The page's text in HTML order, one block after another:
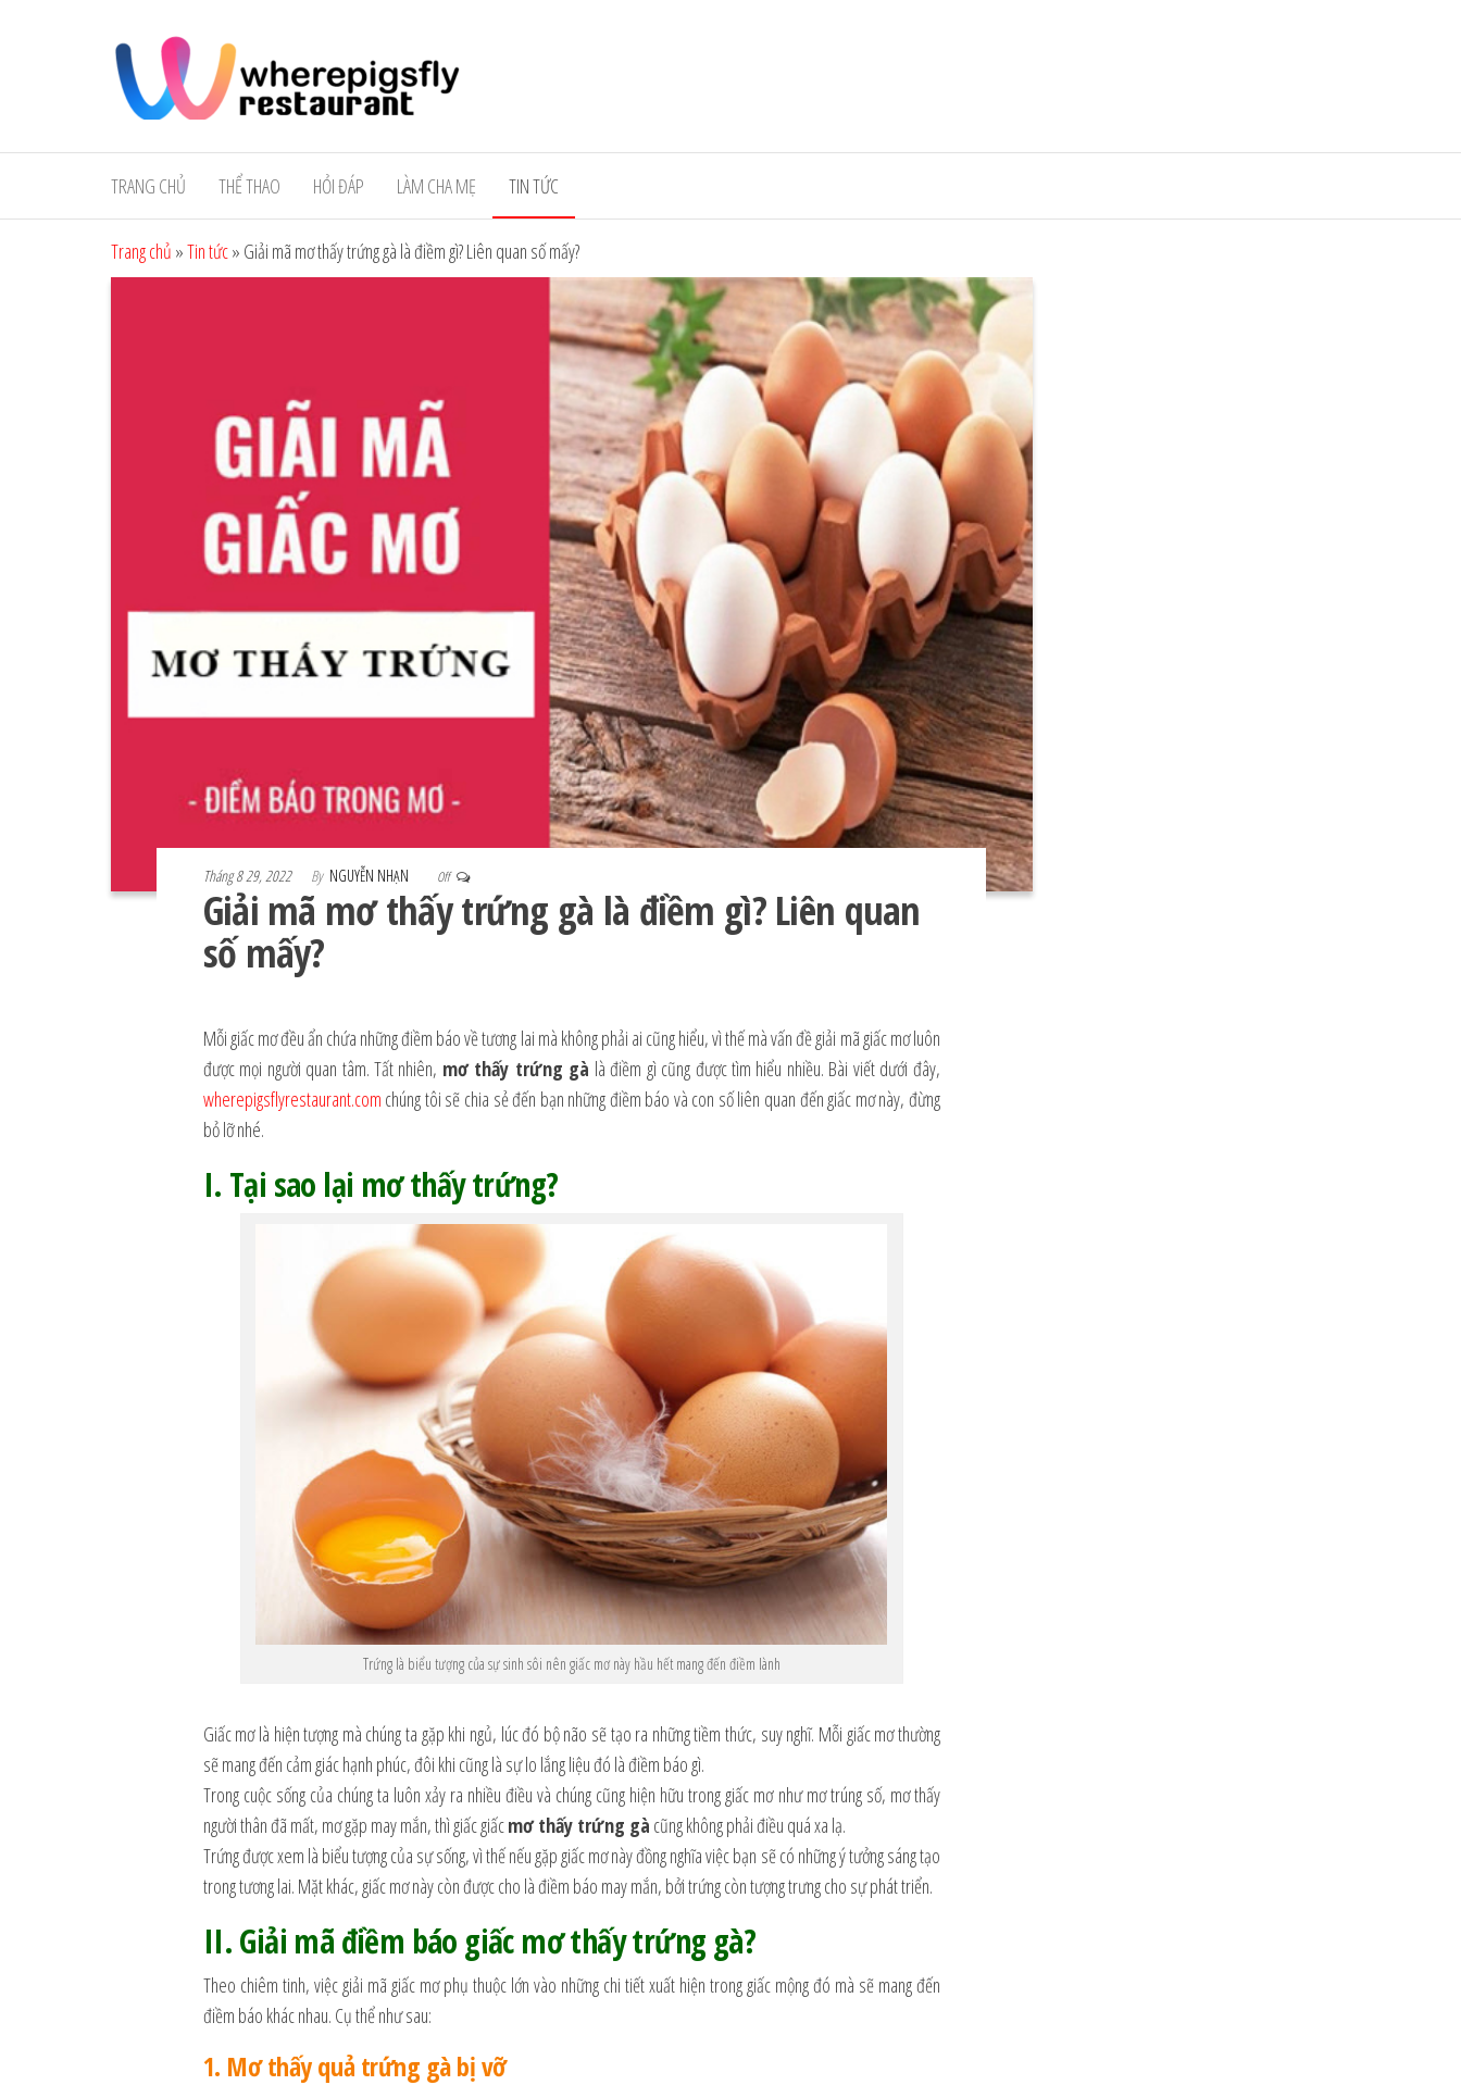
TRANG CHỦ THỂ THAO HỎI ĐÁP LÀM CHA MẸ TIN TỨC
Trang chủ »Tin tức» Giải mã mơ thấy trứng gà là điềm gì? Liên quan số mấy?
Tháng 8 29, 2022 By NGUYỄN NHẠN Off
Giải mã mơ thấy trứng gà là điềm gì? Liên quan
số mấy?
Mỗi giấc mơ đều ẩn chứa những điềm báo về tương lai mà không phải ai cũng hiểu, vì thế mà vấn đề giải mã giấc mơ luôn
được mọi người quan tâm. Tất nhiên, mơ thấy trứng gà là điềm gì cũng được tìm hiểu nhiều. Bài viết dưới đây,
wherepigsflyrestaurant.com chúng tôi sẽ chia sẻ đến bạn những điềm báo và con số liên quan đến giấc mơ này, đừng
bỏ lỡ nhé.
I. Tại sao lại mơ thấy trứng?
Trứng là biểu tượng của sự sinh sôi nên giấc mơ này hầu hết mang đến điềm lành
Giấc mơ là hiện tượng mà chúng ta gặp khi ngủ, lúc đó bộ não sẽ tạo ra những tiềm thức, suy nghĩ. Mỗi giấc mơ thường
sẽ mang đến cảm giác hạnh phúc, đôi khi cũng là sự lo lắng liệu đó là điềm báo gì.
Trong cuộc sống của chúng ta luôn xảy ra nhiều điều và chúng cũng hiện hữu trong giấc mơ như mơ trúng số, mơ thấy
người thân đã mất, mơ gặp may mắn, thì giấc giấcmơ thấy trứng gà cũng không phải điều quá xa lạ.
Trứng được xem là biểu tượng của sự sống, vì thế nếu gặp giấc mơ này đồng nghĩa việc bạn sẽ có những ý tưởng sáng tạo
trong tương lai. Mặt khác, giấc mơ này còn được cho là điềm báo may mắn, bởi trứng còn tượng trưng cho sự phát triển.
II. Giải mã điềm báo giấc mơ thấy trứng gà?
Theo chiêm tinh, việc giải mã giấc mơ phụ thuộc lớn vào những chi tiết xuất hiện trong giấc mộng đó mà sẽ mang đến
điềm báo khác nhau. Cụ thể như sau:
1. Mơ thấy quả trứng gà bị vỡ